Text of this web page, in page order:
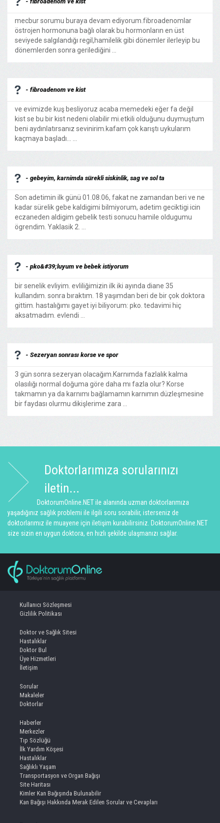
mecbur sorumu buraya devam ediyorum.fibroadenomlar
östrojen hormonuna bağlı olarak bu hormonların en üst
seviyede salgılandığı regil,hamilelik gibi dönemler ilerleyip bu
dönemlerden sonra gerilediğini ...
- fibroadenom ve kist
ve evimizde kuş besliyoruz acaba memedeki eğer fa değil
kist se bu bir kist nedeni olabilir mi.etkili olduğunu duymuştum
beni aydınlatırsanız sevinirim.kafam çok karıştı uykularım
kaçmaya başladı... ...
- gebeyim, karnimda sürekli siskinlik, sag ve sol ta
Son adetimin ilk günü 01.08.06, fakat ne zamandan beri ve ne
kadar sürelik gebe kaldigimi bilmiyorum, adetim geciktigi icin
eczaneden aldigim gebelik testi sonucu hamile oldugumu
ögrendim. Yaklasik 2. ...
- pko&#39;luyum ve bebek istiyorum
bir senelik evliyim. evliliğimizin ilk iki ayında diane 35
kullandım. sonra bıraktım. 18 yaşımdan beri de bir çok doktora
gittim. hastalığımı gayet iyi biliyorum: pko. tedavimi hiç
aksatmadım. evlendi ...
- Sezeryan sonrası korse ve spor
3 gün sonra sezeryan olacağım.Karnımda fazlalık kalma
olasılığı normal doğuma göre daha mı fazla olur? Korse
takmamın ya da karnımı bağlamamın karnımın düzleşmesine
bir faydası olurmu dikişlerime zara ...
Doktorlarımıza sorularınızı
iletin...
DoktorumOnline.NET ile alanında uzman doktorlarımıza
yaşadığınız sağlık problemi ile ilgili soru sorabilir, isterseniz de
doktorlarımız ile muayene için iletişim kurabilirsiniz. DoktorumOnline.NET
size sizin en uygun doktora, en hızlı şekilde ulaşmanızı sağlar.
Kullanıcı Sözleşmesi
Gizlilik Politikası
Doktor ve Sağlık Sitesi
Hastalıklar
Doktor Bul
Üye Hizmetleri
İletişim
Sorular
Makaleler
Doktorlar
Haberler
Merkezler
Tıp Sözlüğü
İlk Yardım Köşesi
Hastalıklar
Sağlıklı Yaşam
Transportasyon ve Organ Bağışı
Site Haritası
Kimler Kan Bağışında Bulunabilir
Kan Bağışı Hakkında Merak Edilen Sorular ve Cevapları